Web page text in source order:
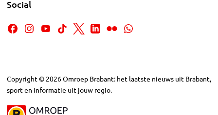
Social
Copyright © 2026Omroep Brabant: het laatste nieuws uit Brabant,
sport en informatie uit jouw regio.